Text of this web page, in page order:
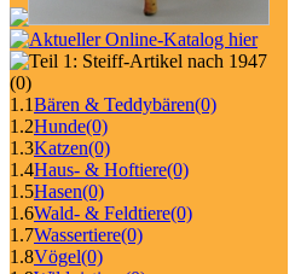
(0)
1.1Bären & Teddybären(0)
1.2Hunde(0)
1.3Katzen(0)
1.4Haus- & Hoftiere(0)
1.5Hasen(0)
1.6Wald- & Feldtiere(0)
1.7Wassertiere(0)
1.8Vögel(0)